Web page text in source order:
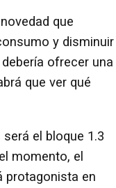
que
y disminuir
ofrecer una
que ver qué
el bloque 1.3
momento, el
protagonista en